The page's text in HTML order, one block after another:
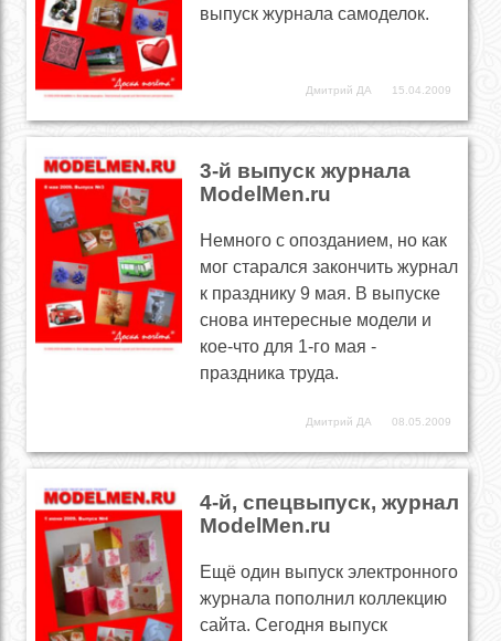
выпуск журнала самоделок.
Дмитрий ДА 15.04.2009
3-й выпуск журнала
ModelMen.ru
Немного с опозданием, но как
мог старался закончить журнал
к празднику 9 мая. В выпуске
снова интересные модели и
кое-что для 1-го мая -
праздника труда.
Дмитрий ДА 08.05.2009
4-й, спецвыпуск, журнал
ModelMen.ru
Ещё один выпуск электронного
журнала пополнил коллекцию
сайта. Сегодня выпуск